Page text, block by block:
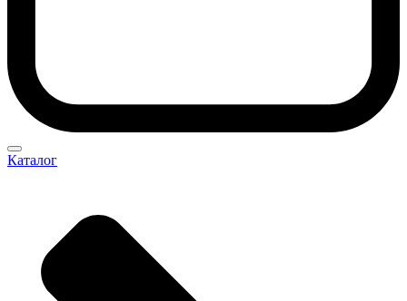
Каталог